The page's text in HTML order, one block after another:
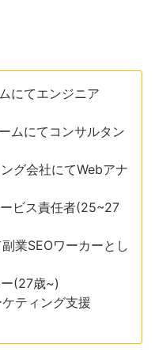
にてエンジニア
ムにてコンサルタン
グ会社にてWebアナ
ビス責任者(25~27
業SEOワーカーとし
(27歳~)
ティング支援